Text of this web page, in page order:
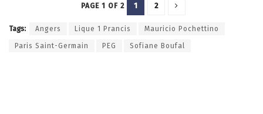
PAGE 1 OF 2 1 2
Tags: Angers Lique 1 Prancis Mauricio Pochettino
Paris Saint-Germain PEG Sofiane Boufal